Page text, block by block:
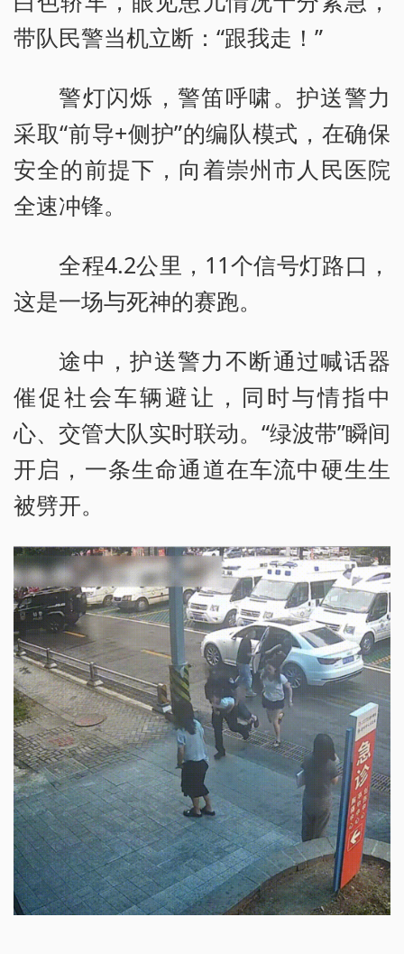
带队民警当机立断：“跟我走！”
警灯闪烁，警笛呼啸。护送警力
采取“前导+侧护”的编队模式，在确保
安全的前提下，向着崇州市人民医院
全速冲锋。
全程4.2公里，11个信号灯路口，
这是一场与死神的赛跑。
途中，护送警力不断通过喊话器
催促社会车辆避让，同时与情指中
心、交管大队实时联动。“绿波带”瞬间
开启，一条生命通道在车流中硬生生
被劈开。